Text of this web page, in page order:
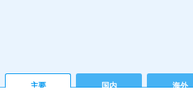
主要 国内 海外